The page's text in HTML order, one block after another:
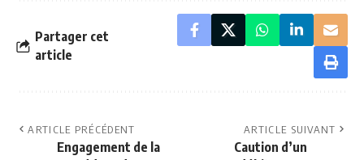
Partager cet
article
ARTICLE PRÉCÉDENT
Engagement de la
ARTICLE SUIVANT
Caution d’un